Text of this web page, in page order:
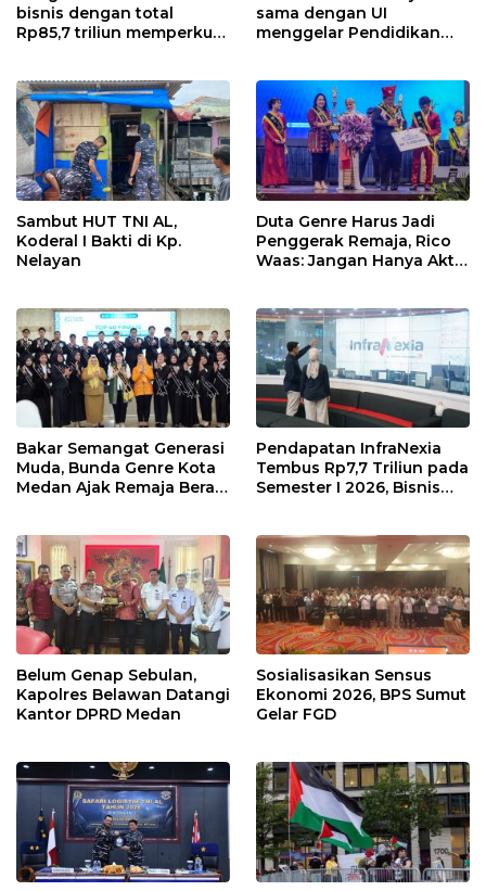
bisnis dengan total
Rp85,7 triliun memperkuat
dari 90% aset jaringan
Telkom
sama dengan UI
menggelar Pendidikan
Sambut HUT TNI AL,
Koderal I Bakti di Kp.
Nelayan
Duta Genre Harus Jadi
Penggerak Remaja, Rico
Waas: Jangan Hanya Aktif
Bakar Semangat Generasi
Muda, Bunda Genre Kota
Medan Ajak Remaja Berani
Pendapatan InfraNexia
Tembus Rp7,7 Triliun pada
Semester I 2026, Bisnis
Belum Genap Sebulan,
Kapolres Belawan Datangi
Kantor DPRD Medan
Sosialisasikan Sensus
Ekonomi 2026, BPS Sumut
Gelar FGD